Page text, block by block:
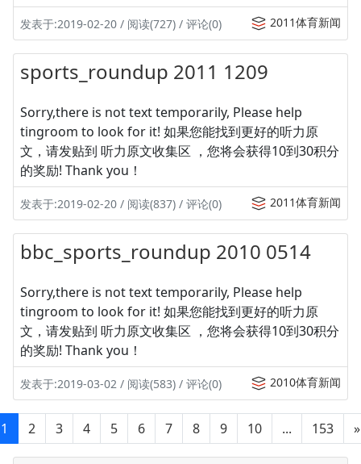
发表于:2019-02-20 / 阅读(727) / 评论(0) 2011体育新闻
sports_roundup 2011 1209
Sorry,there is not text temporarily, Please help
tingroom to look for it! 如果您能找到更好的听力原
文，请发贴到 听力原文收集区 ，您将会获得10到30积分
的奖励! Thank you！
发表于:2019-02-20 / 阅读(837) / 评论(0) 2011体育新闻
bbc_sports_roundup 2010 0514
Sorry,there is not text temporarily, Please help
tingroom to look for it! 如果您能找到更好的听力原
文，请发贴到 听力原文收集区 ，您将会获得10到30积分
的奖励! Thank you！
发表于:2019-03-02 / 阅读(583) / 评论(0) 2010体育新闻
1 2 3 4 5 6 7 8 9 10 ... 153 »